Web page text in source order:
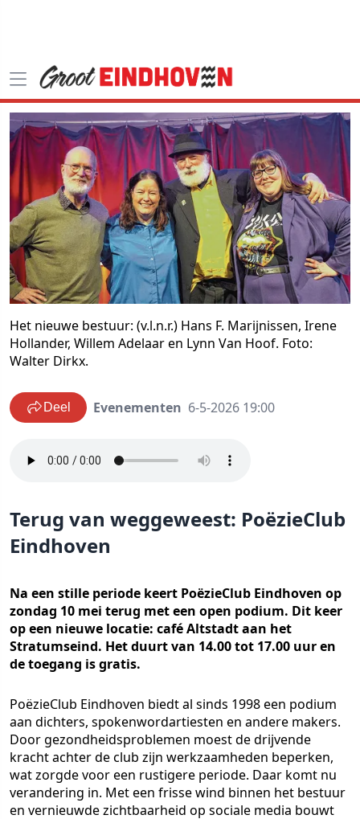
Het nieuwe bestuur: (v.l.n.r.) Hans F. Marijnissen, Irene
Hollander, Willem Adelaar en Lynn Van Hoof. Foto:
Walter Dirkx.
Deel Evenementen 6-5-2026 19:00
Terug van weggeweest: PoëzieClub
Eindhoven
Na een stille periode keert PoëzieClub Eindhoven op
zondag 10 mei terug met een open podium. Dit keer
op een nieuwe locatie: café Altstadt aan het
Stratumseind. Het duurt van 14.00 tot 17.00 uur en
de toegang is gratis.
PoëzieClub Eindhoven biedt al sinds 1998 een podium
aan dichters, spokenwordartiesten en andere makers.
Door gezondheidsproblemen moest de drijvende
kracht achter de club zijn werkzaamheden beperken,
wat zorgde voor een rustigere periode. Daar komt nu
verandering in. Met een frisse wind binnen het bestuur
en vernieuwde zichtbaarheid op sociale media bouwt